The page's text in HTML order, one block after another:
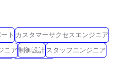
ト カスタマーサクセスエンジニア
ニア制御設計 スタッフエンジニア